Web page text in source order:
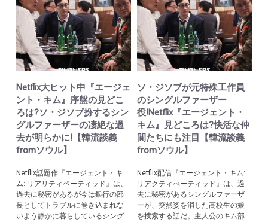
Netflix大ヒット中『エージェ
ント・キム』序盤の見どこ
ろは?ソ・ジソブ扮するシン
グルファーザーの凄絶な過
去が明らかに!【韓流談義
fromソウル】
Netflix話題作『エージェント・キ
ム: リアリティペーティッド』は、
過去に秘密があるが今は銀行の部
長としてトラブルに巻き込まれな
いよう静かに暮らしているシング
ソ・ジソブが元特殊工作員
のシングルファーザー
役!Netflix『エージェント・
キム』見どころは?快活な仲
間たちにも注目【韓流談義
fromソウル】
Netflix配信『エージェント・キム:
リアクティべーティッド』は、過
去に秘密があるシングルファーザ
ーが、突然姿を消した高校生の娘
を捜索する話だ。主人公のキム部